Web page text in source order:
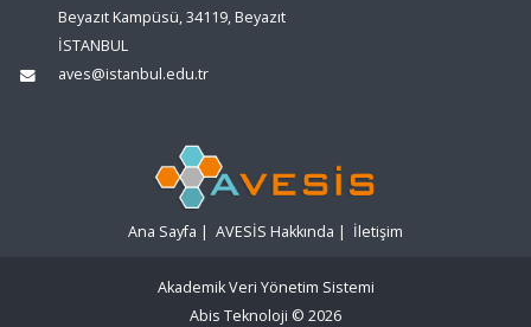
Beyazıt Kampüsü, 34119, Beyazıt
İSTANBUL
aves@istanbul.edu.tr
Ana Sayfa | AVESİS Hakkında | İletişim
Akademik Veri Yönetim Sistemi
Abis Teknoloji © 2026